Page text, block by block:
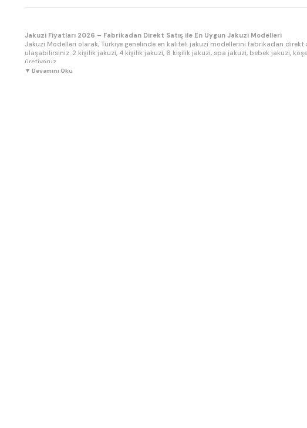
Jakuzi Fiyatları 2026 – Fabrikadan Direkt Satış ile En Uygun Jakuzi Modelleri
Jakuzi Modelleri olarak, Türkiye genelinde en kaliteli jakuzi modellerini fabrikadan
ulaşabilirsiniz. 2 kişilik jakuzi, 4 kişilik jakuzi, 6 kişilik jakuzi, spa jakuzi, bebek jakuzi,
üretiyoruz.
Tüm jakuzi modellerimiz SO akrilik yüzey kaplama, jumbo jet sistemi, 2 HP güçlü
▼ Devamını Oku